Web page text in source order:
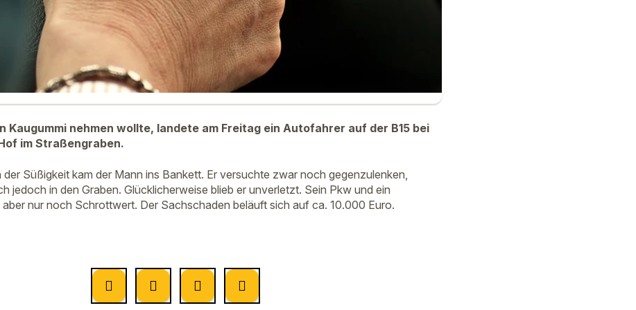
Kaugummi nehmen wollte, landete am Freitag ein Autofahrer auf der B15 bei
im Straßengraben.
der Süßigkeit kam der Mann ins Bankett. Er versuchte zwar noch gegenzulenken,
jedoch in den Graben. Glücklicherweise blieb er unverletzt. Sein Pkw und ein
nur noch Schrottwert. Der Sachschaden beläuft sich auf ca. 10.000 Euro.